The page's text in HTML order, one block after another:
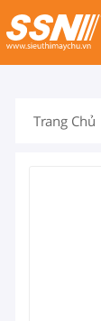
Trang Chủ